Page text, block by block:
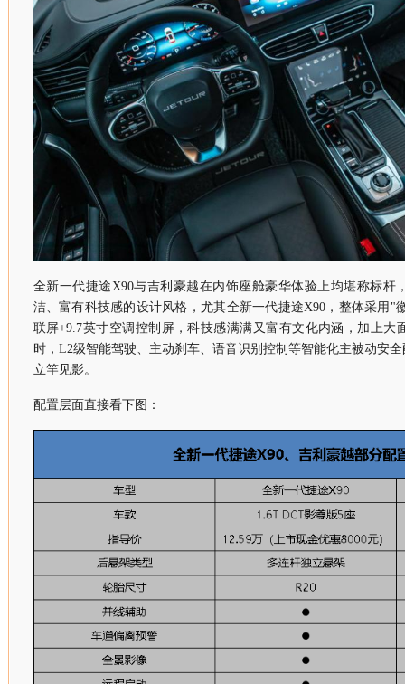
全新一代捷途X90与吉利豪越在内饰座舱豪华体验上均堪称标杆
洁、富有科技感的设计风格，尤其全新一代捷途X90，整体采用"
联屏+9.7英寸空调控制屏，科技感满满又富有文化内涵，加上大
时，L2级智能驾驶、主动刹车、语音识别控制等智能化主被动安
立竿见影。
配置层面直接看下图：